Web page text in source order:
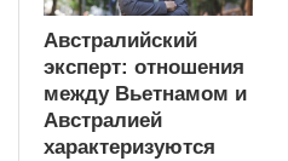
Австралийский
эксперт: отношения
между Вьетнамом и
Австралией
характеризуются